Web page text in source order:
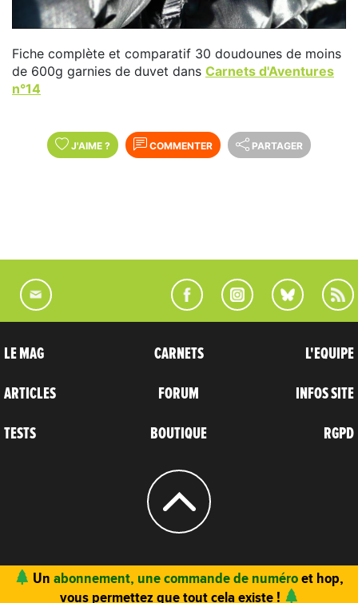
Fiche complète et comparatif 30 doudounes de moins
de 600g garnies de duvet dans Carnets d'Aventures
n°14
J'AIME ? COMMENTER PARTAGER
LE MAG
ARTICLES
TESTS
CARNETS
FORUM
BOUTIQUE
L'EQUIPE
INFOS SITE
RGPD
© 2004 - 2026 CARNETS D’AVENTURES
Vous trouvez ce site utile ? Vous aimez le magazine ?